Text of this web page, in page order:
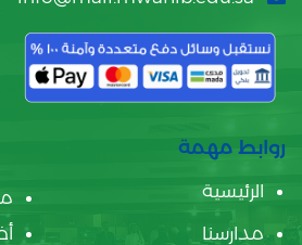
روابط مهمة
الرئيسية
مدارسنا